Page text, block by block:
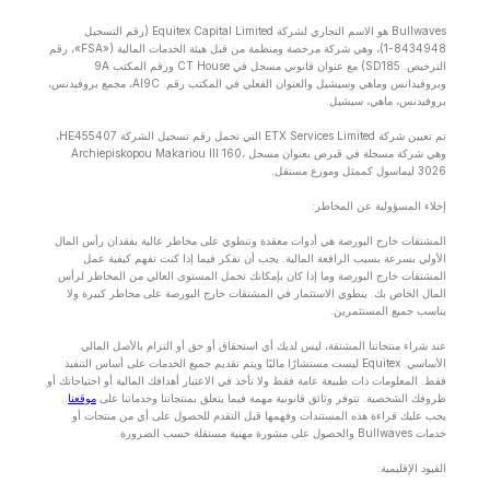
Bullwaves هو الاسم التجاري لشركة Equitex Capital Limited (رقم التسجيل
8434948-1)، وهي شركة مرخصة ومنظمة من قبل هيئة الخدمات المالية («FSA»، رقم
الترخيص. SD185) مع عنوان قانوني مسجل في CT House ورقم المكتب 9A
وبروفيدانس وماهي وسيشيل والعنوان الفعلي في المكتب رقم. Al9C، مجمع بروفيدنس،
بروفيدنس، ماهي، سيشيل.
تم تعيين شركة ETX Services Limited التي تحمل رقم تسجيل الشركة HE455407،
وهي شركة مسجلة في قبرص بعنوان مسجل Archiepiskopou Makariou lll 160،
3026 ليماسول كممثل وموزع مستقل.
إخلاء المسؤولية عن المخاطر:
المشتقات خارج البورصة هي أدوات معقدة وتنطوي على مخاطر عالية بفقدان رأس المال
الأولي بسرعة بسبب الرافعة المالية. يجب أن تفكر فيما إذا كنت تفهم كيفية عمل
المشتقات خارج البورصة وما إذا كان بإمكانك تحمل المستوى العالي من المخاطر لرأس
المال الخاص بك. ينطوي الاستثمار في المشتقات خارج البورصة على مخاطر كبيرة ولا
يناسب جميع المستثمرين.
عند شراء منتجاتنا المشتقة، ليس لديك أي استحقاق أو حق أو التزام بالأصل المالي
الأساسي. Equitex ليست مستشارًا ماليًا ويتم تقديم جميع الخدمات على أساس التنفيذ
فقط. المعلومات ذات طبيعة عامة فقط ولا تأخذ في الاعتبار أهدافك المالية أو احتياجاتك أو
ظروفك الشخصية. تتوفر وثائق قانونية مهمة فيما يتعلق بمنتجاتنا وخدماتنا على موقعنا
يجب عليك قراءة هذه المستندات وفهمها قبل التقدم للحصول على أي من منتجات أو
خدمات Bullwaves والحصول على مشورة مهنية مستقلة حسب الضرورة.
القيود الإقليمية: